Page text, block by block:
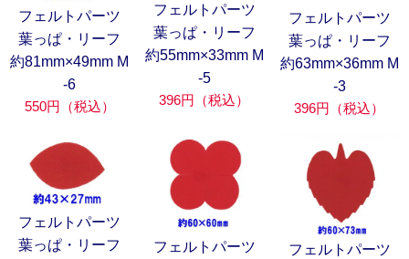
フェルトパーツ
葉っぱ・リーフ
約81mm×49mm M
-6
550円（税込）
フェルトパーツ
葉っぱ・リーフ
約55mm×33mm M
-5
396円（税込）
フェルトパーツ
葉っぱ・リーフ
約63mm×36mm M
-3
396円（税込）
フェルトパーツ
葉っぱ・リーフ
フェルトパーツ
フェルトパーツ